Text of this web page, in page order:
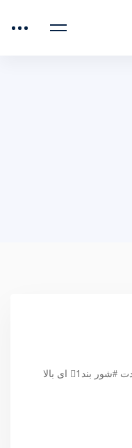
#امام_حسین علیه السلام #سرود_ولادت #شور بند1⃣ ای بالا